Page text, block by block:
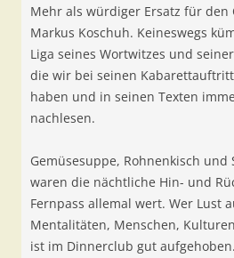
Mehr als würdiger Ersatz für den
Markus Koschuh. Keineswegs
Liga seines Wortwitzes und
die wir bei seinen
haben und in seinen Texten
nachlesen.
Gemüsesuppe, Rohnenkisch und
waren die nächtliche Hin- und
Fernpass allemal wert. Wer Lust
Mentalitäten, Menschen,
ist im Dinnerclub gut